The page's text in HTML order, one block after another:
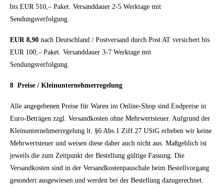
bis EUR 510,– Paket. Versanddauer 2-5 Werktage mit
Sendungsverfolgung.
EUR 8,90nach Deutschland / Postversand durch Post AT versichert bis
EUR 100,– Paket. Versanddauer 3-7 Werktage mit
Sendungsverfolgung.
8 Preise / Kleinunternehmerregelung
Alle angegebenen Preise für Waren im Online-Shop sind Endpreise in
Euro-Beträgen zzgl. Versandkosten ohne Mehrwertsteuer. Aufgrund der
Kleinunternehmerregelung lt. §6 Abs.1 Ziff.27 UStG erheben wir keine
Mehrwertsteuer und weisen diese daher auch nicht aus. Maßgeblich ist
jeweils die zum Zeitpunkt der Bestellung gültige Fassung. Die
Versandkosten sind in der Versandkostenpauschale beim Bestellvorgang
gesondert ausgewiesen und werden bei der Bestellung dazugerechnet.